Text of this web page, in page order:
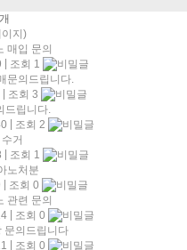
지)
매입 문의
조회 1
문의드립니다.
조회 3
드립니다.
조회 2
수거
조회 1
노처분
조회 0
관련 문의
조회 0
문의드립니다
조회 0